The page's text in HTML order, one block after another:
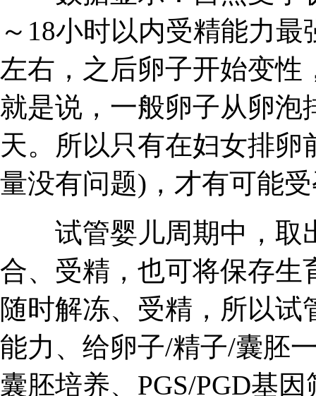
～18小时以内受精能力
左右，之后卵子开始变性
就是说，一般卵子从卵泡
天。所以只有在妇女排卵
量没有问题)，才有可能
试管婴儿周期中，取
合、受精，也可将保存生
随时解冻、受精，所以
能力、给卵子/精子/囊胚
囊胚培养、PGS/PGD基